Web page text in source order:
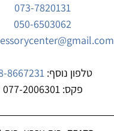
073-7820131
050-6503062
טלפון נוסף: 8667231
פקס: 077-2006301